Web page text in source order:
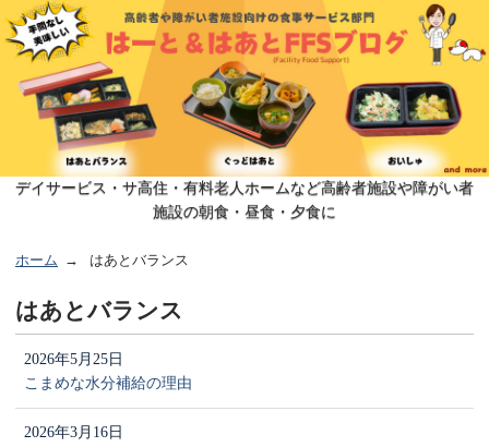
デイサービス・サ高住・有料老人ホームなど高齢者施設や障がい者
施設の朝食・昼食・夕食に
ホーム はあとバランス
はあとバランス
2026年5月25日
こまめな水分補給の理由
2026年3月16日